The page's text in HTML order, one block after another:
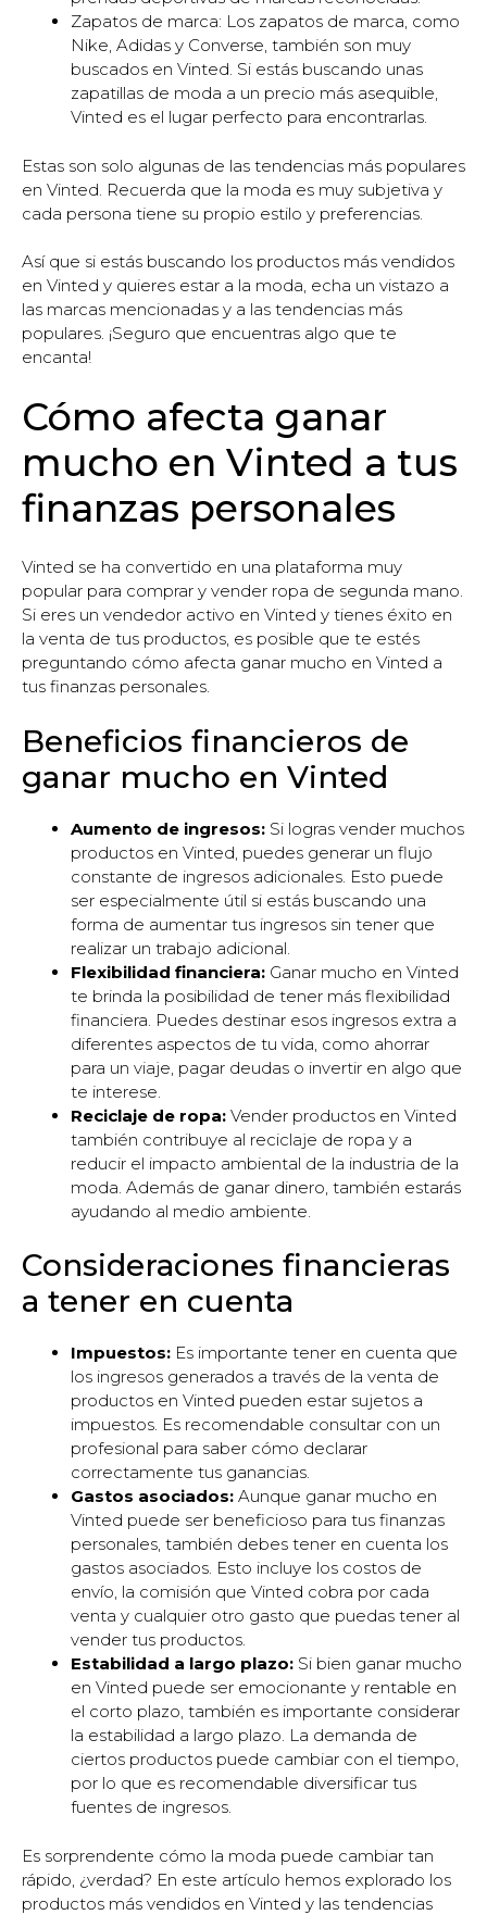
Zapatos de marca: Los zapatos de marca, como
Nike, Adidas y Converse, también son muy
buscados en Vinted. Si estás buscando unas
zapatillas de moda a un precio más asequible,
Vinted es el lugar perfecto para encontrarlas.
Estas son solo algunas de las tendencias más populares
en Vinted. Recuerda que la moda es muy subjetiva y
cada persona tiene su propio estilo y preferencias.
Así que si estás buscando los productos más vendidos
en Vinted y quieres estar a la moda, echa un vistazo a
las marcas mencionadas y a las tendencias más
populares. ¡Seguro que encuentras algo que te
encanta!
Cómo afecta ganar
mucho en Vinted a tus
finanzas personales
Vinted se ha convertido en una plataforma muy
popular para comprar y vender ropa de segunda mano.
Si eres un vendedor activo en Vinted y tienes éxito en
la venta de tus productos, es posible que te estés
preguntando cómo afecta ganar mucho en Vinted a
tus finanzas personales.
Beneficios financieros de
ganar mucho en Vinted
Aumento de ingresos: Si logras vender muchos
productos en Vinted, puedes generar un flujo
constante de ingresos adicionales. Esto puede
ser especialmente útil si estás buscando una
forma de aumentar tus ingresos sin tener que
realizar un trabajo adicional.
Flexibilidad financiera: Ganar mucho en Vinted
te brinda la posibilidad de tener más flexibilidad
financiera. Puedes destinar esos ingresos extra a
diferentes aspectos de tu vida, como ahorrar
para un viaje, pagar deudas o invertir en algo que
te interese.
Reciclaje de ropa: Vender productos en Vinted
también contribuye al reciclaje de ropa y a
reducir el impacto ambiental de la industria de la
moda. Además de ganar dinero, también estarás
ayudando al medio ambiente.
Consideraciones financieras
a tener en cuenta
Impuestos: Es importante tener en cuenta que
los ingresos generados a través de la venta de
productos en Vinted pueden estar sujetos a
impuestos. Es recomendable consultar con un
profesional para saber cómo declarar
correctamente tus ganancias.
Gastos asociados: Aunque ganar mucho en
Vinted puede ser beneficioso para tus finanzas
personales, también debes tener en cuenta los
gastos asociados. Esto incluye los costos de
envío, la comisión que Vinted cobra por cada
venta y cualquier otro gasto que puedas tener al
vender tus productos.
Estabilidad a largo plazo: Si bien ganar mucho
en Vinted puede ser emocionante y rentable en
el corto plazo, también es importante considerar
la estabilidad a largo plazo. La demanda de
ciertos productos puede cambiar con el tiempo,
por lo que es recomendable diversificar tus
fuentes de ingresos.
Es sorprendente cómo la moda puede cambiar tan
rápido, ¿verdad? En este artículo hemos explorado los
productos más vendidos en Vinted y las tendencias